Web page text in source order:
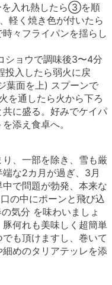
を入れ熱したら③を順
軽く焼き色が付いたら
々フライパンを揺らし
ョウで調味後3〜4分
投入したら弱火に戻
葉面を上) スプーンで
を通したら火から下ろ
に盛る。好みでケイパ
添え食卓へ。
、一部を除き、雪も厳
な2カ月が過ぎ、3月
で問題が勃発、本来な
の中にポーンと飛び込
気分 を味わいましょ
何れも美味しく超簡単
も頂けますし、巻いて
めのタリアテッレを添